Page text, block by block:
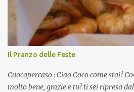
Il Pranzo delle Feste
Cuocapercaso : Ciao Coco come stai?
molto bene, grazie e tu? ti sei ripresa